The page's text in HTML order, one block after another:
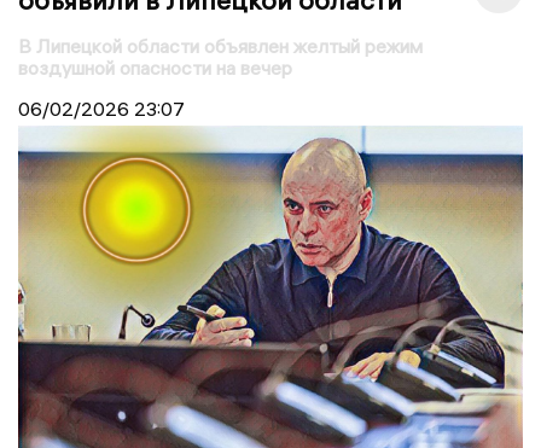
В Липецкой области объявлен желтый режим
воздушной опасности на вечер
06/02/2026 23:07